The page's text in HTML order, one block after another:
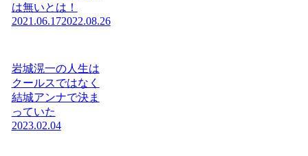
は無いとは！
2021.06.172022.08.26
岩城滉一の人生は
クールスではなく
結城アンナで決ま
っていた
2023.02.04